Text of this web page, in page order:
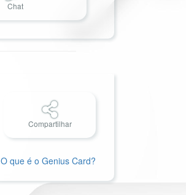
Chat
Compartilhar
O que é o Genius Card?